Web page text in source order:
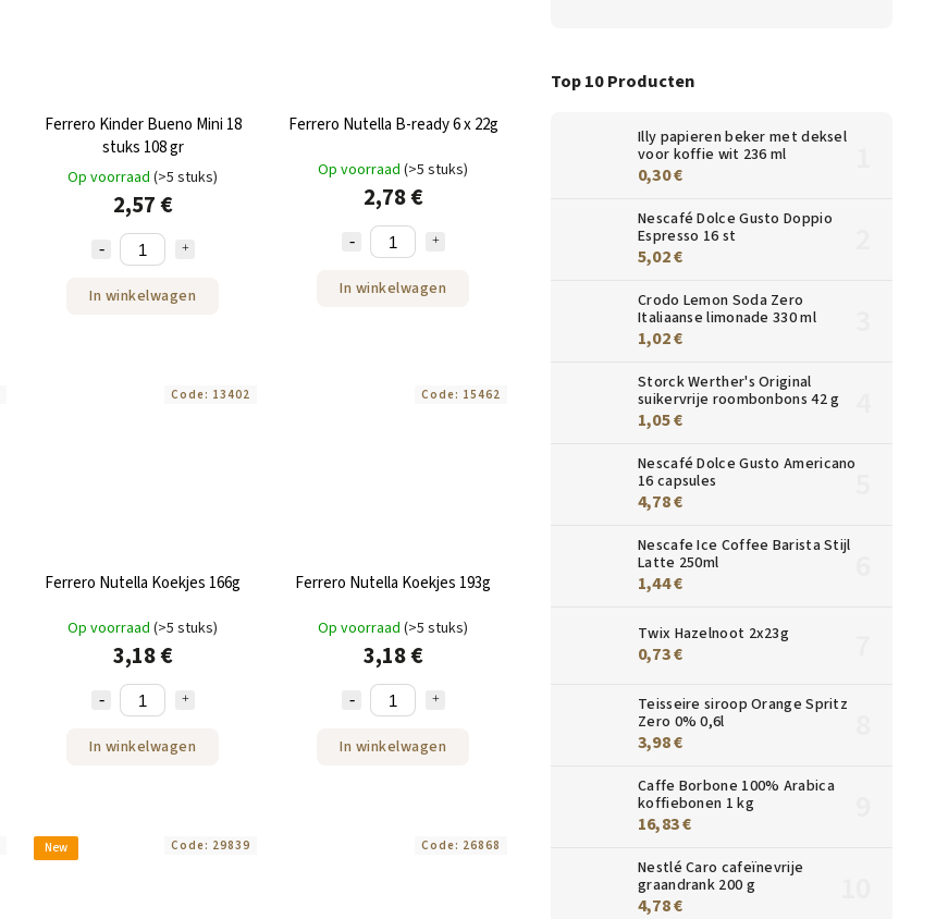
Top 10 Producten
Illy papieren beker met deksel
voor koffie wit 236 ml
0,30 €
Nescafé Dolce Gusto Doppio
Espresso 16 st
5,02 €
Crodo Lemon Soda Zero
Italiaanse limonade 330 ml
1,02 €
Storck Werther's Original
suikervrije roombonbons 42 g
1,05 €
Nescafé Dolce Gusto Americano
16 capsules
4,78 €
Nescafe Ice Coffee Barista Stijl
Latte 250ml
1,44 €
Twix Hazelnoot 2x23g
0,73 €
Teisseire siroop Orange Spritz
Zero 0% 0,6l
3,98 €
Caffe Borbone 100% Arabica
koffiebonen 1 kg
16,83 €
Nestlé Caro cafeïnevrije
graandrank 200 g
4,78 €
Ferrero Kinder Bueno Mini 18
stuks 108 gr
Op voorraad (>5 stuks)
2,57 €
In winkelwagen
Ferrero Nutella B-ready 6 x 22g
Op voorraad (>5 stuks)
2,78 €
In winkelwagen
Ferrero Nutella Koekjes 166g
Op voorraad (>5 stuks)
3,18 €
In winkelwagen
Code: 13402
Ferrero Nutella Koekjes 193g
Op voorraad (>5 stuks)
3,18 €
In winkelwagen
Code: 15462
New Code: 29839 Code: 26868